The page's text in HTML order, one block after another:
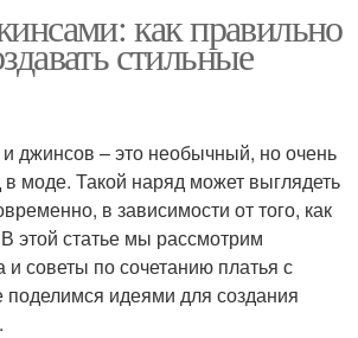
как правильно
стильные
джинсов – это необычный, но очень
моде. Такой наряд может выглядеть
в зависимости от того, как
этой статье мы рассмотрим
советы по сочетанию платья с
идеями для создания